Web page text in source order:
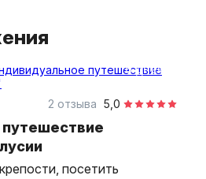
6 дней
5,0
2 отзыва
посетить